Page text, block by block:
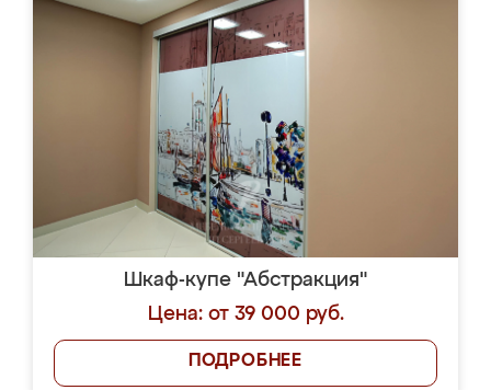
Шкаф-купе "Абстракция"
Цена: от 39 000 руб.
ПОДРОБНЕЕ